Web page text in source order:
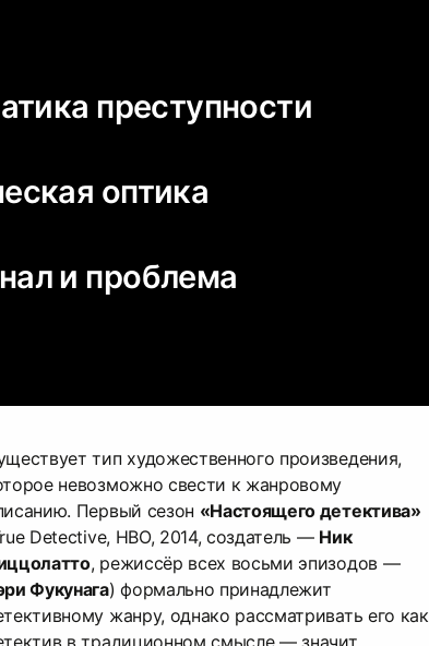
преступности
оптика
и проблема
тип художественного произведения,
невозможно свести к жанровому
Первый сезон «Настоящего детектива»
Detective, HBO, 2014, создатель — Ник
, режиссёр всех восьми эпизодов —
Фукунага) формально принадлежит
жанру, однако рассматривать его как
в традиционном смысле — значит